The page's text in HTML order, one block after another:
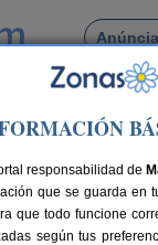
por pueblo
Vera
responsabilidad de
que se guarda
que todo funcione
según tus